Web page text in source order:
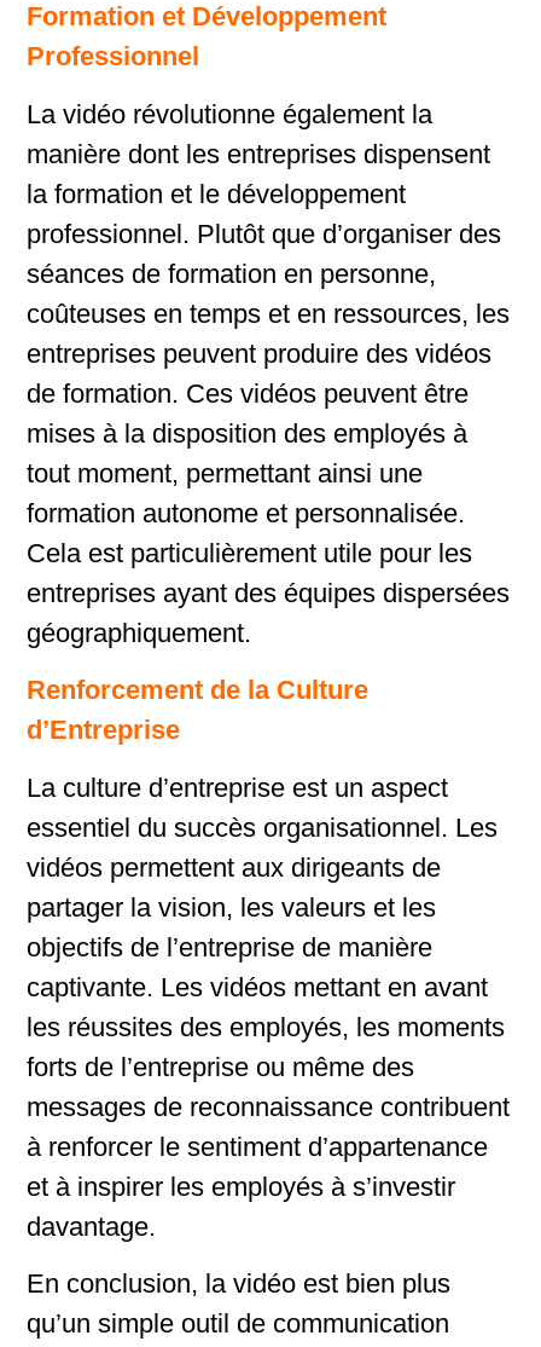
Formation et Développement
Professionnel
La vidéo révolutionne également la
manière dont les entreprises dispensent
la formation et le développement
professionnel. Plutôt que d’organiser des
séances de formation en personne,
coûteuses en temps et en ressources, les
entreprises peuvent produire des vidéos
de formation. Ces vidéos peuvent être
mises à la disposition des employés à
tout moment, permettant ainsi une
formation autonome et personnalisée.
Cela est particulièrement utile pour les
entreprises ayant des équipes dispersées
géographiquement.
Renforcement de la Culture
d’Entreprise
La culture d’entreprise est un aspect
essentiel du succès organisationnel. Les
vidéos permettent aux dirigeants de
partager la vision, les valeurs et les
objectifs de l’entreprise de manière
captivante. Les vidéos mettant en avant
les réussites des employés, les moments
forts de l’entreprise ou même des
messages de reconnaissance contribuent
à renforcer le sentiment d’appartenance
et à inspirer les employés à s’investir
davantage.
En conclusion, la vidéo est bien plus
qu’un simple outil de communication